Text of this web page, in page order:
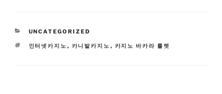
CATEGORIES
UNCATEGORIZED
TAGS
인터넷카지노 , 카니발카지노 , 카지노 바카라 룰렛